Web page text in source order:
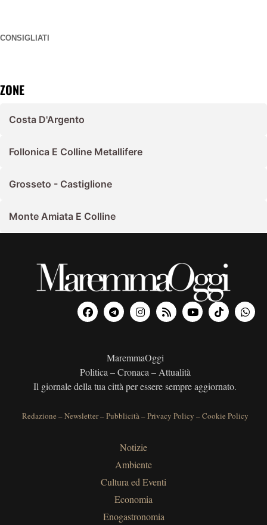
CONSIGLIATI
ZONE
Costa D'Argento
Follonica E Colline Metallifere
Grosseto - Castiglione
Monte Amiata E Colline
MaremmaOggi
Politica – Cronaca – Attualità
Il giornale della tua città per essere sempre aggiornato.
Redazione –Newsletter–Pubblicità–Privacy Policy –Cookie Policy
Notizie
Ambiente
Cultura ed Eventi
Economia
Enogastronomia